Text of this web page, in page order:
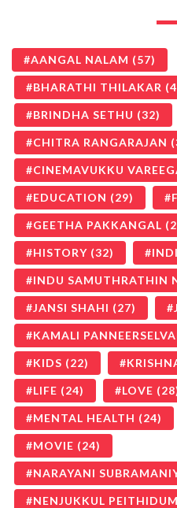
AANGAL NALAM (57)
BHARATHI THILAKAR
BRINDHA SETHU (32)
CHITRA RANGARAJAN
CINEMAVUKKU
EDUCATION (29)
GEETHA PAKKANGAL
HISTORY (32)
INDU SAMUTHRATHIN
JANSI SHAHI (27)
KAMALI
KIDS (22)
LIFE (24) LOVE
MENTAL HEALTH (24)
MOVIE (24)
NARAYANI
NENJUKKUL